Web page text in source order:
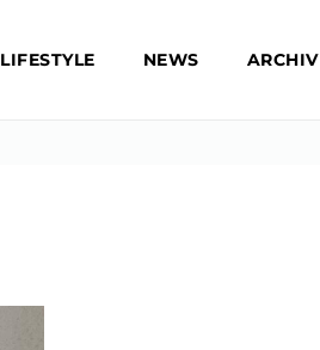
LIFESTYLE NEWS ARCHIV